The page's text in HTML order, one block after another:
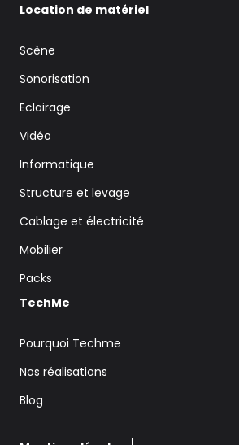
Location de matériel
Scène
Sonorisation
Eclairage
Vidéo
Informatique
Structure et levage
Cablage et électricité
Mobilier
Packs
TechMe
Pourquoi Techme
Nos réalisations
Blog